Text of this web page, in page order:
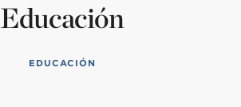
Educación
EDUCACIÓN